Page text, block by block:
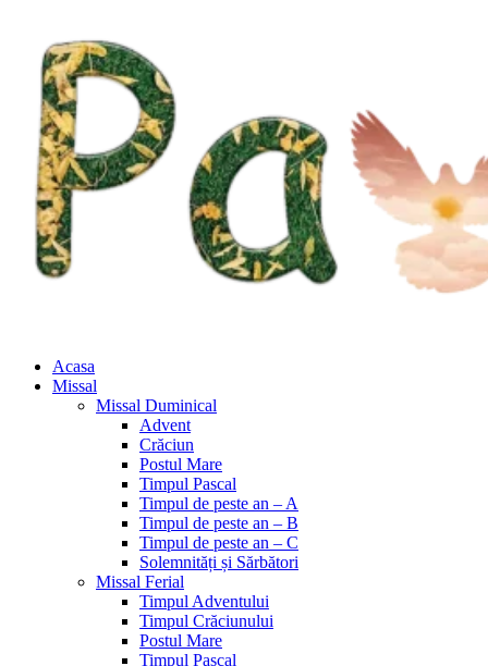
Acasa
Missal
Missal Duminical
Advent
Crăciun
Postul Mare
Timpul Pascal
Timpul de peste an – A
Timpul de peste an – B
Timpul de peste an – C
Solemnități și Sărbători
Missal Ferial
Timpul Adventului
Timpul Crăciunului
Postul Mare
Timpul Pascal